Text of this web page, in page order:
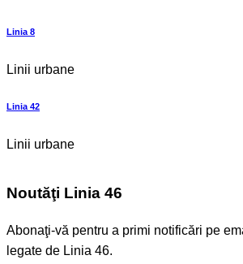
Linia 8
Linii urbane
Linia 42
Linii urbane
Noutăţi Linia 46
Abonaţi-vă pentru a primi notificări pe
legate de Linia 46.